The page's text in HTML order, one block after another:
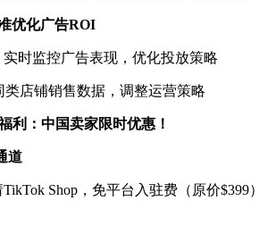
优化广告ROI
时监控广告表现，优化投放策略
类店铺销售数据，调整运营策略
利：中国卖家限时优惠！
道
Shop，免平台入驻费（原价$399）